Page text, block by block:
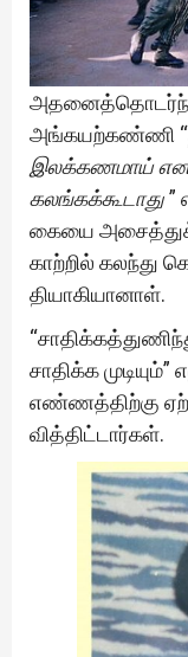
அங்கயற்கண்ணி “
இலக்கணமாய்
கலங்கக்கூடாது”
கையை
காற்றில் கலந்து
தியாகியானாள்.
சாதிக்க
எண்ணத்திற்கு
வித்திட்டார்கள்.